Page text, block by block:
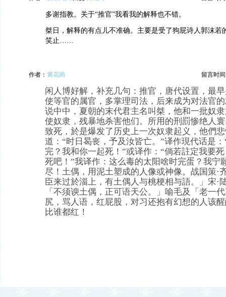
多谢指教。关于“推官”我看我的解释也不错。
桀日，解释的有点儿不准确。主要是受了狗屁诗人郭沫若
笑止……
作者： 黄花岗 留言时间
闲人博好解，补充几句：推官，唐代设置，最
使等官的属官，多掌理司法，后来成为对法官
说中中，夏朝的末代君主名叫桀，他和一批奴
使奴隶，残暴地杀害他们。所用的刑罰惨绝人
致死，於是爆发了历史上一次奴隶起义，他們
道：“时日曷丧，予及汝皆亡。”译作現代话是
完？我和你一起死！”或译作：“倘若註定我要
死吧！”我译作：这么毒的太阳啥时完蛋？我宁
尽！土偶，用泥土塑成的人像或神像。战国策·
臣来过於淄上，有土偶人与桃梗相与語。」宋·
「不须谀土偶，正可语天公。」喻毛及「老一
尻，骂人语，红屁股，对习还抱有幻想的人该
比谁都红！